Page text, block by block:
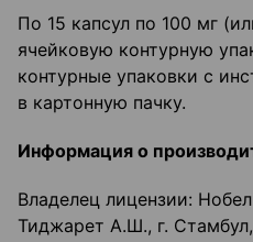
По 15 капсул по 100 мг
ячейковую контурную
контурные упаковки с
в картонную пачку.
Информация о
Владелец лицензии:
Тиджарет А.Ш., г.